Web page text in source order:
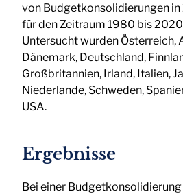
von Budgetkonsolidierungen in
für den Zeitraum 1980 bis
Untersucht wurden Österreich,
Dänemark, Deutschland,
Großbritannien, Irland, Italien,
Niederlande, Schweden,
USA.
Ergebnisse
Bei einer